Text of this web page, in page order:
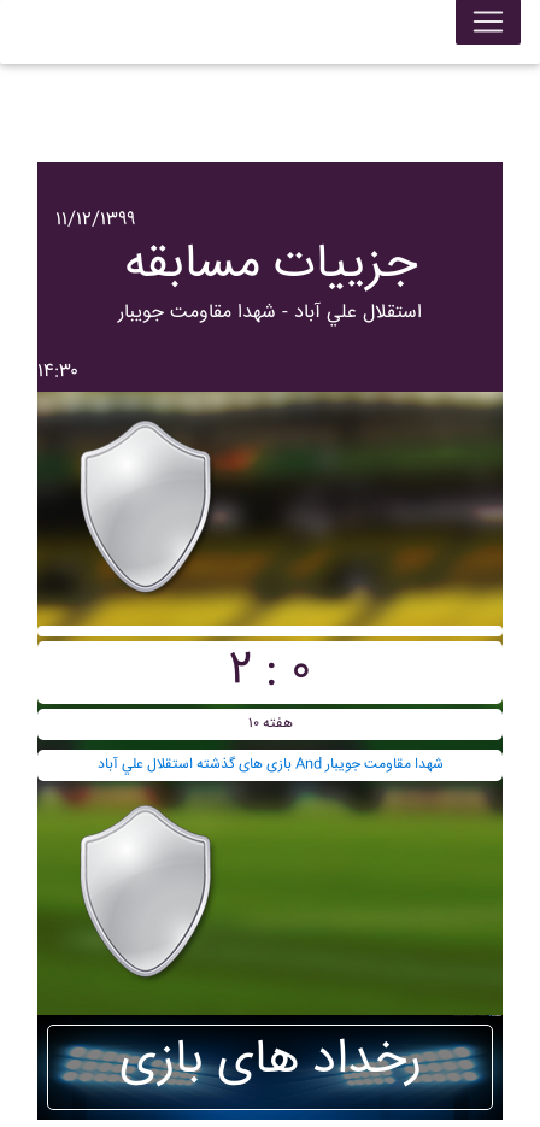
۱۱/۱۲/۱۳۹۹
جزییات مسابقه
استقلال علي آباد - شهدا مقاومت جويبار
۱۴:۳۰
۲ : ۰
هفته ۱۰
بازی های گذشته استقلال علي آباد And شهدا مقاومت جويبار
رخداد های بازی